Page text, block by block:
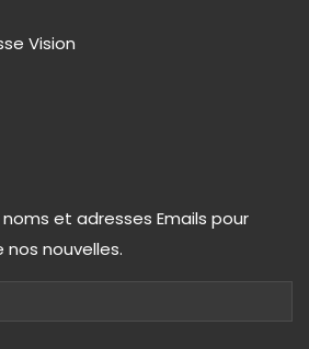
Vision
et adresses Emails pour
nouvelles.